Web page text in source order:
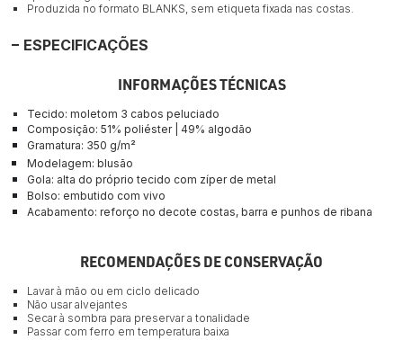
Produzida no formato BLANKS, sem etiqueta fixada nas costas.
ESPECIFICAÇÕES
INFORMAÇÕES TÉCNICAS
Tecido: moletom 3 cabos peluciado
Composição: 51% poliéster 49% algodão
Gramatura: 350 g/m²
Modelagem: blusão
Gola: alta do próprio tecido com zíper de metal
Bolso: embutido com vivo
Acabamento: reforço no decote costas, barra e punhos de ribana
RECOMENDAÇÕES DE CONSERVAÇÃO
Lavar à mão ou em ciclo delicado
Não usar alvejantes
Secar à sombra para preservar a tonalidade
Passar com ferro em temperatura baixa